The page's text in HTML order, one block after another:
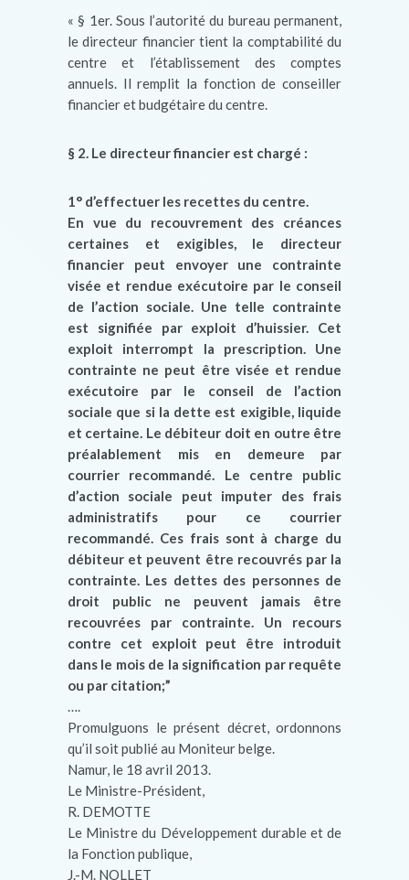
« § 1er. Sous l’autorité du bureau permanent,
le directeur financier tient la comptabilité du
centre et l’établissement des comptes
annuels. Il remplit la fonction de conseiller
financier et budgétaire du centre.
§ 2. Le directeur financier est chargé :
1° d’effectuer les recettes du centre.
En vue du recouvrement des créances
certaines et exigibles, le directeur
financier peut envoyer une contrainte
visée et rendue exécutoire par le conseil
de l’action sociale. Une telle contrainte
est signifiée par exploit d’huissier. Cet
exploit interrompt la prescription. Une
contrainte ne peut être visée et rendue
exécutoire par le conseil de l’action
sociale que si la dette est exigible, liquide
et certaine. Le débiteur doit en outre être
préalablement mis en demeure par
courrier recommandé. Le centre public
d’action sociale peut imputer des frais
administratifs pour ce courrier
recommandé. Ces frais sont à charge du
débiteur et peuvent être recouvrés par la
contrainte. Les dettes des personnes de
droit public ne peuvent jamais être
recouvrées par contrainte. Un recours
contre cet exploit peut être introduit
dans le mois de la signification par requête
ou par citation;”
….
Promulguons le présent décret, ordonnons
qu’il soit publié au Moniteur belge.
Namur, le 18 avril 2013.
Le Ministre-Président,
R. DEMOTTE
Le Ministre du Développement durable et de
la Fonction publique,
J.-M. NOLLET